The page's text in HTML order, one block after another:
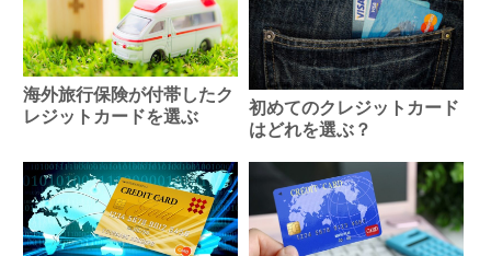
海外旅行保険が付帯したク
レジットカードを選ぶ
初めてのクレジットカード
はどれを選ぶ？